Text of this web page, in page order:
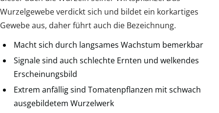
Wurzelgewebe verdickt sich und bildet ein korkartiges
Gewebe aus, daher führt auch die Bezeichnung.
Macht sich durch langsames Wachstum bemerkbar
Signale sind auch schlechte Ernten und welkendes
Erscheinungsbild
Extrem anfällig sind Tomatenpflanzen mit schwach
ausgebildetem Wurzelwerk